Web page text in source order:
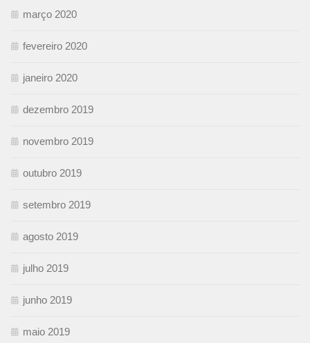
março 2020
fevereiro 2020
janeiro 2020
dezembro 2019
novembro 2019
outubro 2019
setembro 2019
agosto 2019
julho 2019
junho 2019
maio 2019